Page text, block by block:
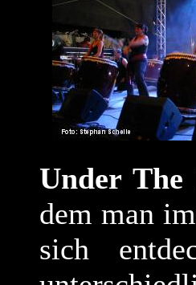
Under The
dem man
sich